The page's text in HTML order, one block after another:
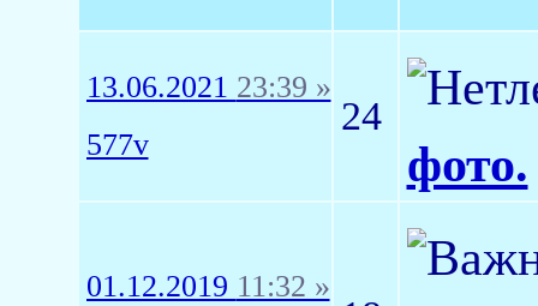
13.06.2021 23:39 »
577v
24
фото.
01.12.2019 11:32 »